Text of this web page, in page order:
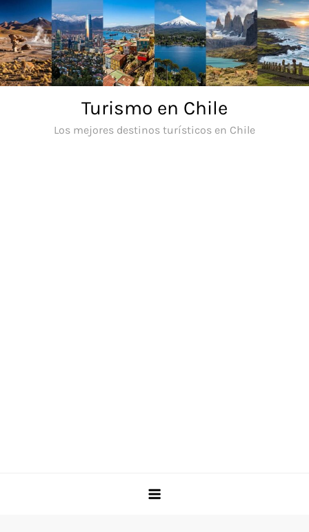
Saltar
al
contenido
Turismo en Chile
Los mejores destinos turísticos en Chile